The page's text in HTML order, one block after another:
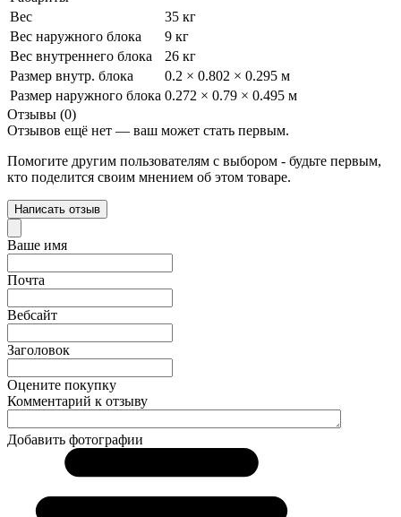
Вес
35 кг
Вес наружного блока
9 кг
Вес внутреннего блока
26 кг
Размер внутр. блока
0.2 × 0.802 × 0.295 м
Размер наружного блока 0.272 × 0.79 × 0.495 м
Отзывы (0)
Отзывов ещё нет — ваш может стать первым.
Помогите другим пользователям с выбором - будьте первым,
кто поделится своим мнением об этом товаре.
Написать отзыв
Ваше имя
Почта
Вебсайт
Заголовок
Оцените покупку
Комментарий к отзыву
Добавить фотографии